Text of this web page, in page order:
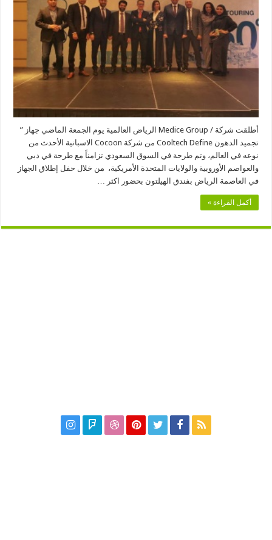
تجميد
الدهون
والاكثر
امانا
بدون
جراحه
مغلقة
أطلقت شركة / Medice Group الرياض العالمية يوم الجمعة الماضي جهاز ”
تجميد الدهون Cooltech Define من شركة Cocoon الاسبانية الأحدث من
نوعه في العالم، وتم طرحة في السوق السعودي تزامناً مع طرحة في دبي
والعواصم الأوروبية والولايات المتحدة الأمريكية، من خلال حفل إطلاق الجهاز
في العاصمة الرياض بفندق الهيلتون بحضور اكثر …
أكمل القراءة »